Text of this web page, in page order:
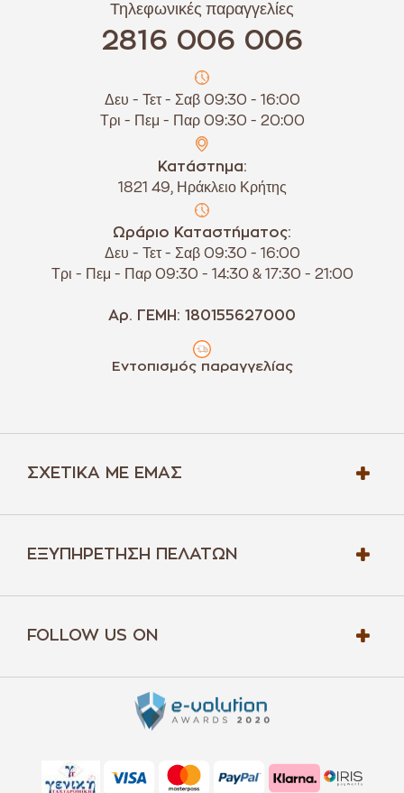
Τηλεφωνικές παραγγελίες
2816 006 006
Δευ - Τετ - Σαβ 09:30 - 16:00
Τρι - Πεμ - Παρ 09:30 - 20:00
Κατάστημα:
1821 49, Ηράκλειο Κρήτης
Ωράριο Καταστήματος:
Δευ - Τετ - Σαβ 09:30 - 16:00
Τρι - Πεμ - Παρ 09:30 - 14:30 & 17:30 - 21:00
Αρ. ΓΕΜΗ: 180155627000
Εντοπισμός παραγγελίας
ΣΧΕΤΙΚΆ ΜΕ ΕΜΆΣ
ΕΞΥΠΗΡΈΤΗΣΗ ΠΕΛΑΤΏΝ
FOLLOW US ON